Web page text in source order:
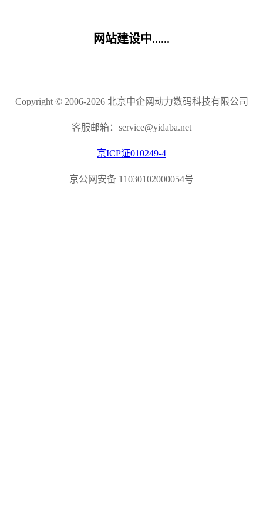
网站建设中......
Copyright © 2006-2026 北京中企网动力数码科技有限公司
客服邮箱：service@yidaba.net
京ICP证010249-4
京公网安备 11030102000054号